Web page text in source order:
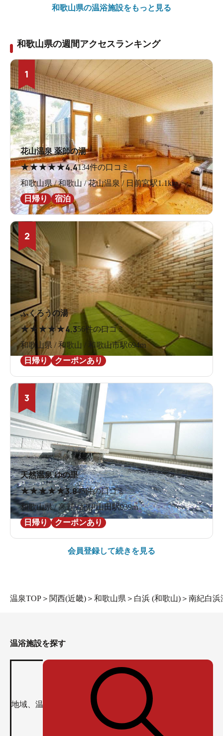
和歌山県の温浴施設をもっと見る
和歌山県の週間アクセスランキング
1
花山温泉 薬師の湯
★★★★★4.4134件の口コミ
和歌山県 / 和歌山 / 花山温泉 / 日前宮駅1.1km
日帰り
宿泊
2
ふくろうの湯
★★ ★★★4.356件の口コミ
和歌山県 / 和歌山 / 和歌山市駅694m
日帰り
クーポンあり
3
天然温泉 ゆの里
★★★★★3.845件の口コミ
和歌山県 / 高野 / 紀伊山田駅939m
日帰り
クーポンあり
会員登録して続きを見る
温泉TOP ＞ 関西(近畿) ＞ 和歌山県 ＞ 白浜 (和歌山) ＞ 南紀白浜
温浴施設を探す